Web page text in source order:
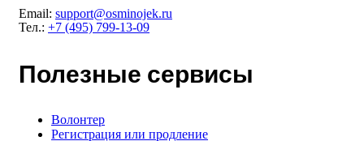
Email: support@osminojek.ru
Тел.: +7 (495) 799-13-09
Полезные сервисы
Волонтер
Регистрация или продление